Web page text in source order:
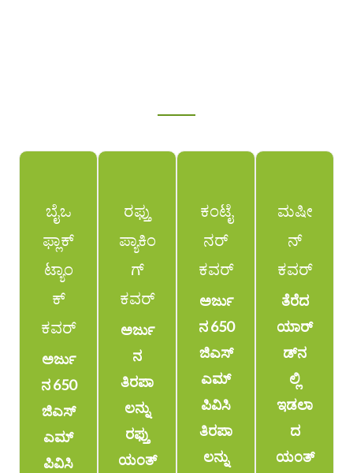
ಬೈಒ
ಫ್ಲಾಕ್
ಟ್ಯಾಂ
ಕ್
ಕವರ್
ಅರ್ಜು
ನ 650
ಜಿಎಸ್
ಎಮ್
ಪಿವಿಸಿ
ರಫ್ತು
ಪ್ಯಾಕಿಂ
ಗ್
ಕವರ್
ಅರ್ಜು
ನ
ತಿರಪಾ
ಲನ್ನು
ರಫ್ತು
ಯಂತ್
ಕಂಟೈ
ನರ್
ಕವರ್
ಅರ್ಜು
ನ 650
ಜಿಎಸ್
ಎಮ್
ಪಿವಿಸಿ
ತಿರಪಾ
ಲನ್ನು
ಮಷೀ
ನ್
ಕವರ್
ತೆರೆದ
ಯಾರ್
ಡ್‌ನ
ಲ್ಲಿ
ಇಡಲಾ
ದ
ಯಂತ್